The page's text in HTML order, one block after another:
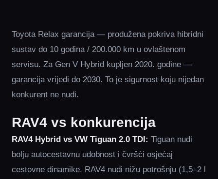
Toyota Relax garancija — produžena pokriva hibridni
sustav do 10 godina / 200.000 km u ovlaštenom
servisu. Za Gen V Hybrid kupljen 2020. godine —
garancija vrijedi do 2030. To je sigurnost koju nijedan
konkurent ne nudi.
RAV4 vs konkurencija
RAV4 Hybrid vs VW Tiguan 2.0 TDI: Tiguan nudi
bolju autocestavnu udobnost i čvršći osjećaj
cestovne dinamike. RAV4 nudi nižu potrošnju (1,5–2 l